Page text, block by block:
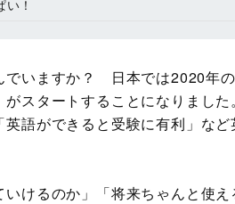
！
でいますか？ 日本では2020年
スタートすることになりました
語ができると受験に有利」など
けるのか」「将来ちゃんと使え